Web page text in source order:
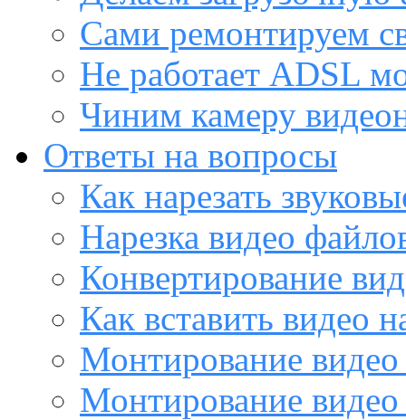
Сами ремонтируем
Не работает ADSL
Чиним камеру
Ответы на вопросы
Как нарезать
Нарезка видео
Конвертирование
Как вставить видео
Монтирование видео
Монтирование